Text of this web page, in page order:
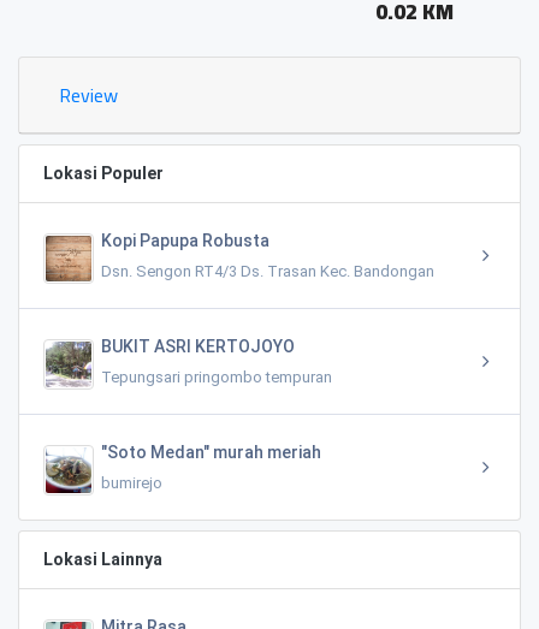
Review
Lokasi Populer
Kopi Papupa Robusta
Dsn. Sengon RT4/3 Ds. Trasan Kec. Bandongan
BUKIT ASRI KERTOJOYO
Tepungsari pringombo tempuran
"Soto Medan" murah meriah
bumirejo
Lokasi Lainnya